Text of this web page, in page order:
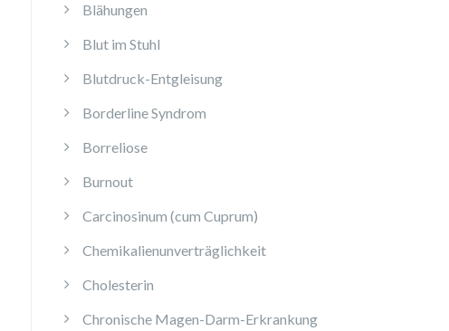
Blähungen
Blut im Stuhl
Blutdruck-Entgleisung
Borderline Syndrom
Borreliose
Burnout
Carcinosinum (cum Cuprum)
Chemikalienunverträglichkeit
Cholesterin
Chronische Magen-Darm-Erkrankung